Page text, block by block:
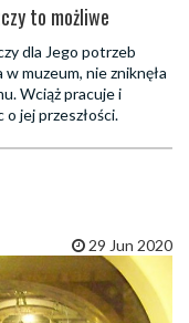
to możliwe
dla Jego potrzeb
muzeum, nie zniknęła
Wciąż pracuje i
jej przeszłości.
29 Jun 2020